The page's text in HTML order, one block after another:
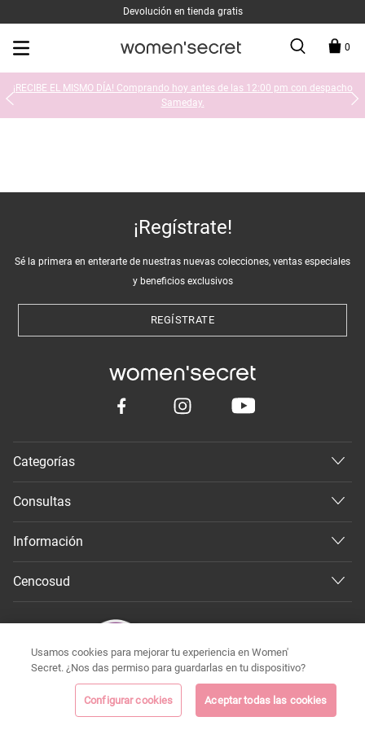
Devolución en tienda gratis
0
¡RECIBE EL MISMO DÍA! Comprando hoy antes de las 12:00 pm con despacho
Sameday.
¡Regístrate!
Sé la primera en enterarte de nuestras nuevas colecciones, ventas especiales
y beneficios exclusivos
REGÍSTRATE
Categorías
Consultas
Información
Cencosud
Todos los derechos reservados 2026 ©
Usamos cookies para mejorar tu experiencia en Women'
Secret. ¿Nos das permiso para guardarlas en tu dispositivo?
Configurar cookies Aceptar todas las cookies